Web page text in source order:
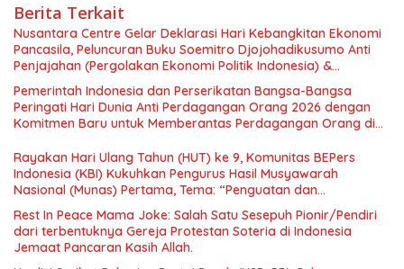
Berita Terkait
Nusantara Centre Gelar Deklarasi Hari Kebangkitan Ekonomi
Pancasila, Peluncuran Buku Soemitro Djojohadikusumo Anti
Penjajahan (Pergolakan Ekonomi Politik Indonesia) &
Simposium Nasional “Urgensi Undang-Undang Perekonomian
Nasional dan Kesejahteraan Sosial dalam Menata Bangsa
Menuju Indonesia Emas 2045”,
Pemerintah Indonesia dan Perserikatan Bangsa-Bangsa
Peringati Hari Dunia Anti Perdagangan Orang 2026 dengan
Komitmen Baru untuk Memberantas Perdagangan Orang di
Rayakan Hari Ulang Tahun (HUT) ke 9, Komunitas BEPers
Indonesia (KBI) Kukuhkan Pengurus Hasil Musyawarah
Nasional (Munas) Pertama, Tema: “Penguatan dan
Pengembangan Organisasi KBI yang Berbasis Riset di seluruh
Indonesia dan Mancanegara”.
Rest In Peace Mama Joke: Salah Satu Sesepuh Pionir/Pendiri
dari terbentuknya Gereja Protestan Soteria di Indonesia
Jemaat Pancaran Kasih Allah.